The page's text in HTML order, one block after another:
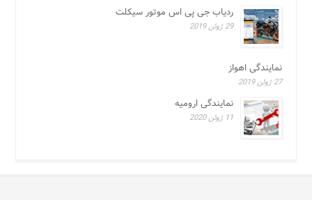
ردیاب جی پی اس موتور سیکلت
29 ژوئن 2019
نمایندگی اهواز
27 ژوئن 2019
نمایندگی ارومیه
11 ژوئن 2020